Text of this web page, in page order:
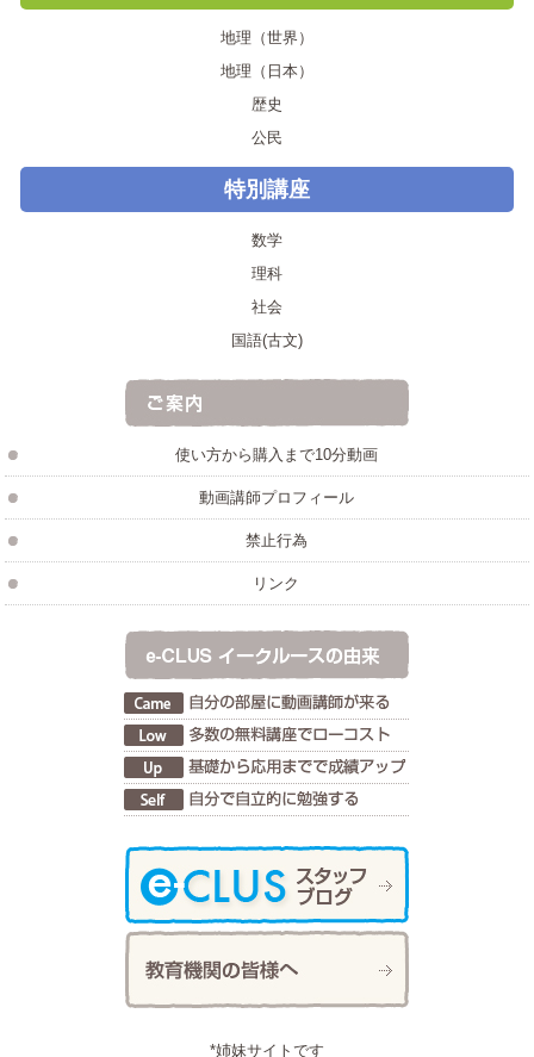
地理（世界）
地理（日本）
歴史
公民
特別講座
数学
理科
社会
国語(古文)
使い方から購入まで10分動画
動画講師プロフィール
禁止行為
リンク
*姉妹サイトです